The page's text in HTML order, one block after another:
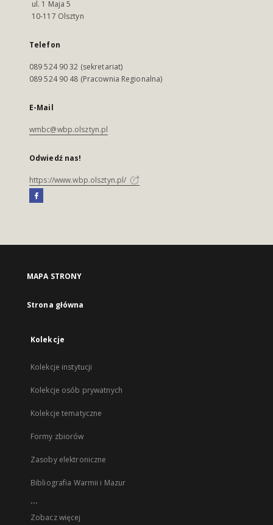
ul. 1 Maja 5
10-117 Olsztyn
Telefon
089 524 90 32 (sekretariat)
089 524 90 48 (Pracownia Regionalna)
E-Mail
wmbc@wbp.olsztyn.pl
Odwiedź nas!
https://www.wbp.olsztyn.pl/
MAPA STRONY
Strona główna
Kolekcje
Kolekcje instytucji
Kolekcje osób prywatnych
Kolekcje tematyczne
Formy zbiorów
Zasoby elektroniczne
Bibliografia Warmii i Mazur
...
Zobacz więcej